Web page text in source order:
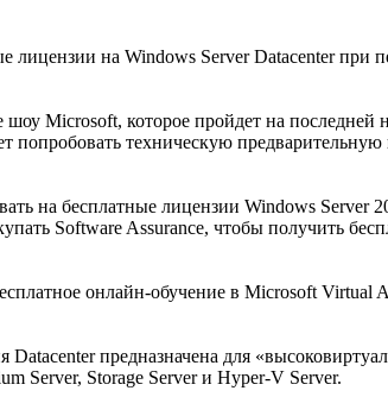
на Windows Server Datacenter при
Microsoft, которое пройдет на последней
попробовать техническую
на бесплатные лицензии Windows Server
Software Assurance, чтобы получить
онлайн-обучение в Microsoft Virtual
предназначена для
Server, Storage Server и Hyper-V Server.